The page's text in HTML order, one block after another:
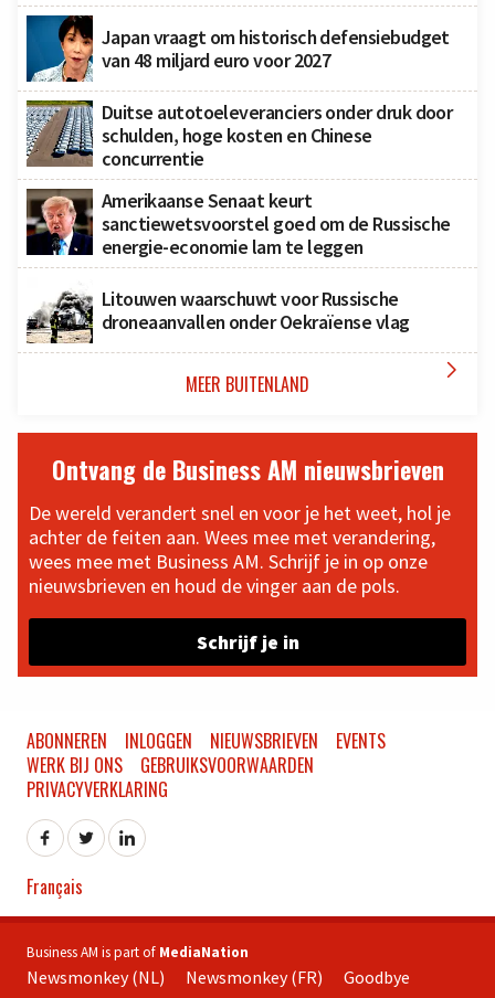
Japan vraagt om historisch defensiebudget
van 48 miljard euro voor 2027
Duitse autotoeleveranciers onder druk door
schulden, hoge kosten en Chinese
concurrentie
Amerikaanse Senaat keurt
sanctiewetsvoorstel goed om de Russische
energie-economie lam te leggen
Litouwen waarschuwt voor Russische
droneaanvallen onder Oekraïense vlag
MEER BUITENLAND 
Ontvang de Business AM nieuwsbrieven
De wereld verandert snel en voor je het weet, hol je
achter de feiten aan. Wees mee met verandering,
wees mee met Business AM. Schrijf je in op onze
nieuwsbrieven en houd de vinger aan de pols.
Schrijf je in
ABONNEREN INLOGGEN NIEUWSBRIEVEN
EVENTS
WERK BIJ ONS
GEBRUIKSVOORWAARDEN
PRIVACYVERKLARING
Français
Business AM is part of MediaNation
Newsmonkey (NL) Newsmonkey (FR) Goodbye